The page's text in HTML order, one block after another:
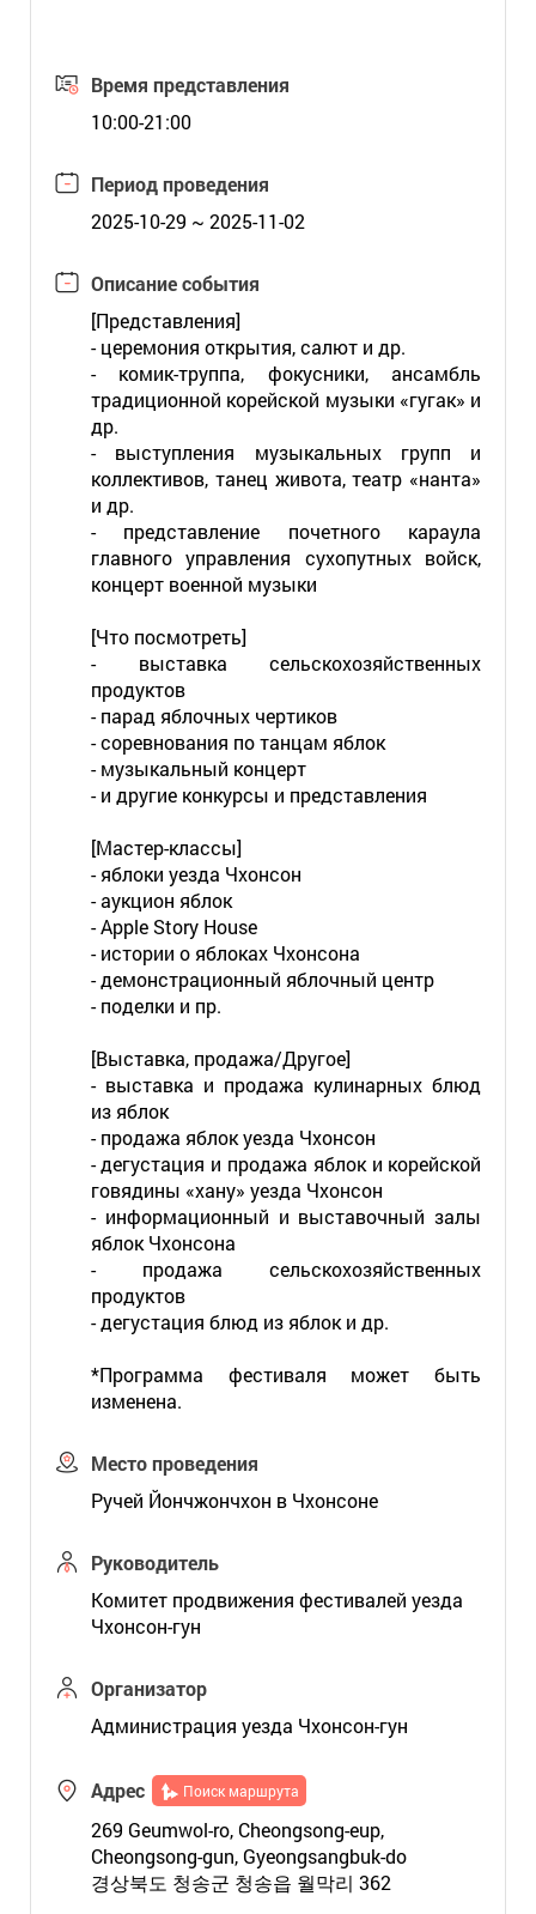
Время представления
10:00-21:00
Период проведения
2025-10-29 ~ 2025-11-02
Описание события
[Представления]
- церемония открытия, салют и др.
- комик-труппа, фокусники, ансамбль
традиционной корейской музыки «гугак» и
др.
- выступления музыкальных групп и
коллективов, танец живота, театр «нанта»
и др.
- представление почетного караула
главного управления сухопутных войск,
концерт военной музыки
[Что посмотреть]
- выставка сельскохозяйственных
продуктов
- парад яблочных чертиков
- соревнования по танцам яблок
- музыкальный концерт
- и другие конкурсы и представления
[Мастер-классы]
- яблоки уезда Чхонсон
- аукцион яблок
- Apple Story House
- истории о яблоках Чхонсона
- демонстрационный яблочный центр
- поделки и пр.
[Выставка, продажа/Другое]
- выставка и продажа кулинарных блюд
из яблок
- продажа яблок уезда Чхонсон
- дегустация и продажа яблок и корейской
говядины «хану» уезда Чхонсон
- информационный и выставочный залы
яблок Чхонсона
- продажа сельскохозяйственных
продуктов
- дегустация блюд из яблок и др.
*Программа фестиваля может быть
изменена.
Место проведения
Ручей Йончжончхон в Чхонсоне
Руководитель
Комитет продвижения фестивалей уезда
Чхонсон-гун
Организатор
Администрация уезда Чхонсон-гун
Адрес Поиск маршрута
269 Geumwol-ro, Cheongsong-eup,
Cheongsong-gun, Gyeongsangbuk-do
경상북도 청송군 청송읍 월막리 362